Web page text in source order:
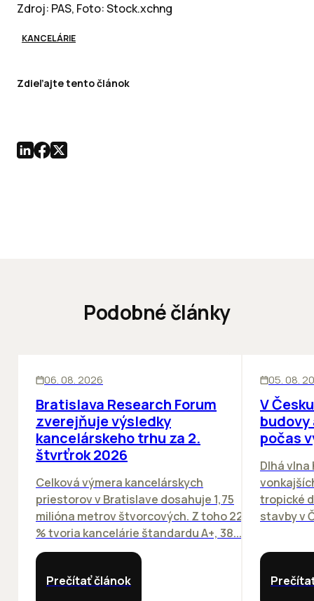
Zdroj: PAS, Foto: Stock.xchng
KANCELÁRIE
Zdieľajte tento článok
Podobné články
06. 08. 2026
Bratislava Research Forum
zverejňuje výsledky
kancelárskeho trhu za 2.
štvrťrok 2026
Celková výmera kancelárskych
priestorov v Bratislave dosahuje 1,75
milióna metrov štvorcových. Z toho 22
% tvoria kancelárie štandardu A+, 38...
Prečítať článok
05. 08.
V
počas
Dlhá
tropické
stavby v